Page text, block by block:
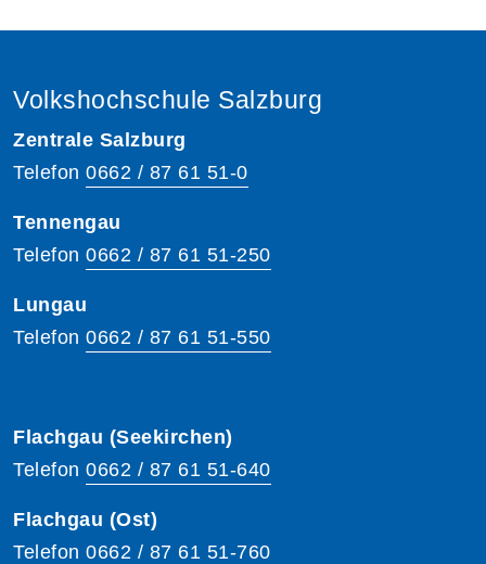
Volkshochschule Salzburg
Zentrale Salzburg
Telefon 0662 / 87 61 51-0
Tennengau
Telefon 0662 / 87 61 51-250
Lungau
Telefon 0662 / 87 61 51-550
Flachgau (Seekirchen)
Telefon 0662 / 87 61 51-640
Flachgau (Ost)
Telefon 0662 / 87 61 51-760